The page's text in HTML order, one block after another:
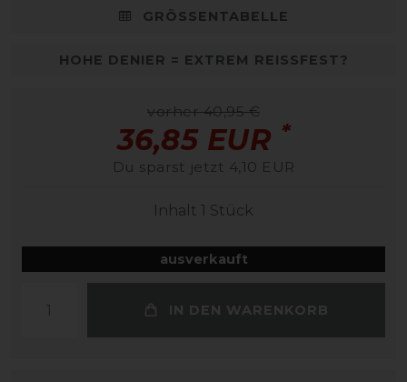
GRÖSSENTABELLE
HOHE DENIER = EXTREM REISSFEST?
vorher 40,95 €
36,85 EUR *
Du sparst jetzt 4,10 EUR
Inhalt 1 Stück
ausverkauft
IN DEN WARENKORB